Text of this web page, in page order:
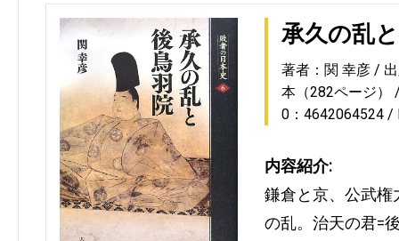
承久の乱
著者：関 幸彦
本（282ページ）
0：4642064524
内容紹介:
鎌倉と京、公武権
の乱。治天の君=